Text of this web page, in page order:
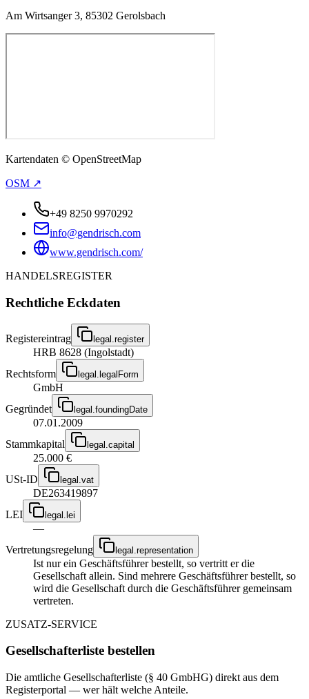
Am Wirtsanger 3, 85302 Gerolsbach
Kartendaten © OpenStreetMap
OSM ↗
+49 8250 9970292
info@gendrisch.com
www.gendrisch.com/
HANDELSREGISTER
Rechtliche Eckdaten
Registereintrag legal.register
HRB 8628 (Ingolstadt)
Rechtsform
legal.legalForm
GmbH
Gegründet
legal.foundingDate
07.01.2009
Stammkapital
legal.capital
25.000 €
USt-ID
legal.vat
DE263419897
LEI
legal.lei
—
Vertretungsregelung
legal.representation
Ist nur ein Geschäftsführer bestellt, so vertritt er die
Gesellschaft allein. Sind mehrere Geschäftsführer bestellt, so
wird die Gesellschaft durch die Geschäftsführer gemeinsam
vertreten.
ZUSATZ-SERVICE
Gesellschafterliste bestellen
Die amtliche Gesellschafterliste (§ 40 GmbHG) direkt aus dem
Registerportal — wer hält welche Anteile.